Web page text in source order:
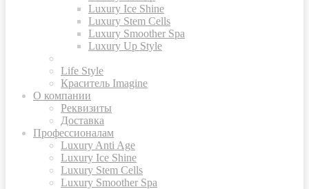
Luxury Ice Shine
Luxury Stem Cells
Luxury Smoother Spa
Luxury Up Style
Life Style
Краситель Imagine
О компании
Реквизиты
Доставка
Профессионалам
Luxury Anti Age
Luxury Ice Shine
Luxury Stem Cells
Luxury Smoother Spa